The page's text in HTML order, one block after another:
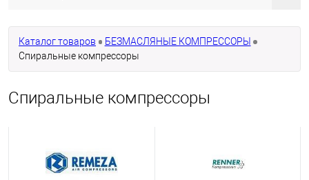
Каталог товаров
БЕЗМАСЛЯНЫЕ КОМПРЕССОРЫ
Спиральные компрессоры
Спиральные компрессоры